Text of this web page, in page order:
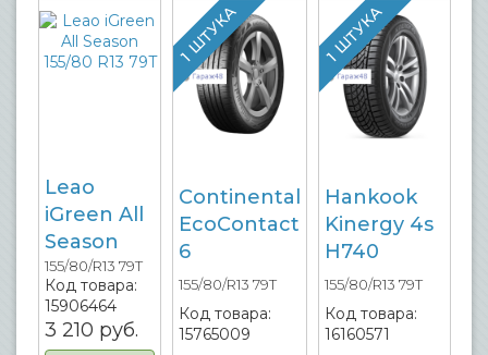
Leao
iGreen All
Season
155/80/R13 79T
Код товара:
15906464
3 210 руб.
1 ШТУКА
Continental
EcoContact
6
155/80/R13 79T
Код товара:
15765009
1 ШТУКА
Hankook
Kinergy 4s
H740
155/80/R13 79T
Код товара:
16160571